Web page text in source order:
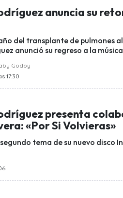
anuncia su
del transplante de pulmones
anunció su regreso a la
Godoy
17:30
presenta
«Por Si Volvieras»
tema de su nuevo disco